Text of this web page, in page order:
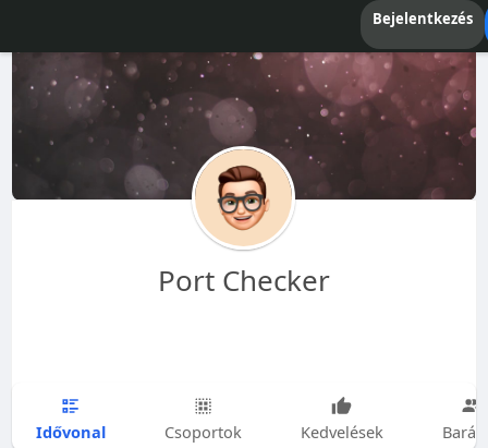
Bejelentkezés
Port Checker
Idővonal Csoportok Kedvelések